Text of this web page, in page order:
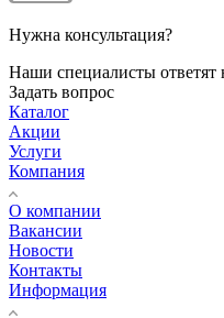
Нужна консультация?
Наши специалисты
Задать вопрос
Каталог
Акции
Услуги
Компания
О компании
Вакансии
Новости
Контакты
Информация